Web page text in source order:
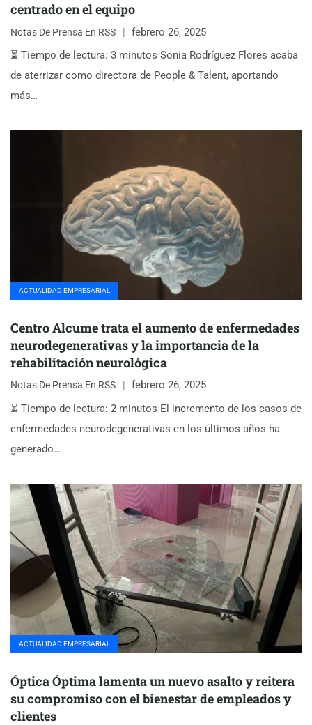
centrado en el equipo
Notas De Prensa En RSS
febrero 26, 2025
⏳ Tiempo de lectura: 3 minutos Sonia Rodríguez Flores acaba
de aterrizar como directora de People & Talent, aportando
más…
ACTUALIDAD EMPRESARIAL
Centro Alcume trata el aumento de enfermedades
neurodegenerativas y la importancia de la
rehabilitación neurológica
Notas De Prensa En RSS
febrero 26, 2025
⏳ Tiempo de lectura: 2 minutos El incremento de los casos de
enfermedades neurodegenerativas en los últimos años ha
generado…
ACTUALIDAD EMPRESARIAL
Óptica Óptima lamenta un nuevo asalto y reitera
su compromiso con el bienestar de empleados y
clientes